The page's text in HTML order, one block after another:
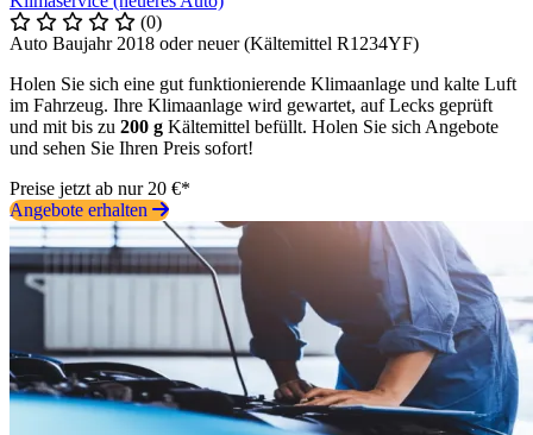
(0)
Auto Baujahr 2018 oder neuer (Kältemittel R1234YF)
Holen Sie sich eine gut funktionierende Klimaanlage und kalte Luft
im Fahrzeug. Ihre Klimaanlage wird gewartet, auf Lecks geprüft
und mit bis zu 200 g Kältemittel befüllt. Holen Sie sich Angebote
und sehen Sie Ihren Preis sofort!
Preise jetzt ab nur 20 €*
Angebote erhalten